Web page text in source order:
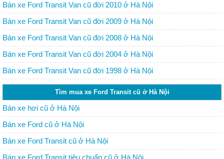
Bán xe Ford Transit Van cũ đời 2010 ở Hà Nội
Bán xe Ford Transit Van cũ đời 2009 ở Hà Nội
Bán xe Ford Transit Van cũ đời 2008 ở Hà Nội
Bán xe Ford Transit Van cũ đời 2004 ở Hà Nội
Bán xe Ford Transit Van cũ đời 1998 ở Hà Nội
Tìm mua xe Ford Transit cũ ở Hà Nội
Bán xe hơi cũ ở Hà Nội
Bán xe Ford cũ ở Hà Nội
Bán xe Ford Transit cũ ở Hà Nội
Bán xe Ford Transit tiêu chuẩn cũ ở Hà Nội